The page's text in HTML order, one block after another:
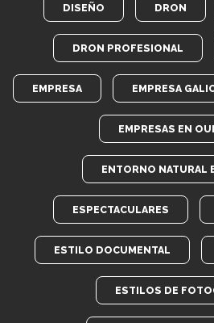
DISEÑO DRON
DRON PROFESIONAL
EMPRESA EMPRESA
EMPRESAS EN
ENTORNO NATURAL
ESPECTACULARES
ESTILO DOCUMENTAL
ESTILOS DE